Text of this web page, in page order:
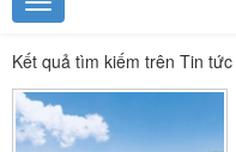
Kết quả tìm kiếm trên Tin tức